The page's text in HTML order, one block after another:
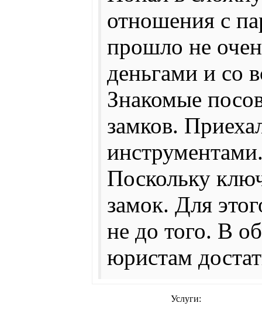
отношения с
прошло не
деньгами и со
Знакомые
замков.
Поскольку
замок. Для
не до того. В
юристам
Услуги: